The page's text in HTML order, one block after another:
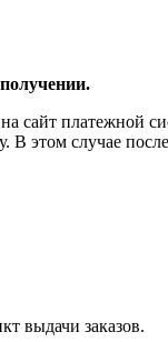
сайт платежной
этом случае
выдачи заказов.